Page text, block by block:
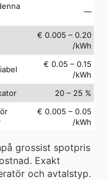
—
€ 0.005 – 0.20
/kWh
€ 0.05 – 0.15
/kWh
20 – 25 %
€ 0.005 – 0.05
/kWh
grossist spotpris
Exakt
och avtalstyp.